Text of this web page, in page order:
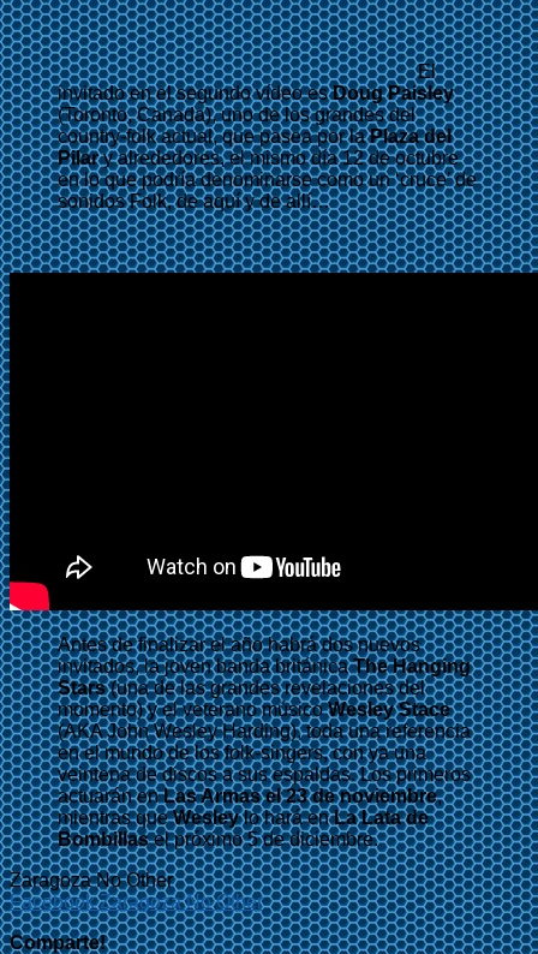
El
invitado en el segundo vídeo esDoug Paisley
(Toronto, Canada), uno de los grandes del
country-folk actual, que pasea por laPlaza del
Pilary alrededores, el mismo día 12 de octubre
en lo que podría denominarse como un ‘cruce’ de
sonidos Folk, de aquí y de allí…
Antes de finalizar el año habrá dos nuevos
invitados, la joven banda británicaThe Hanging
Stars(una de las grandes revelaciones del
momento) y el veterano músicoWesley Stace
(AKA John Wesley Harding), toda una referencia
en el mundo de los folk-singers, con ya una
veintena de discos a sus espaldas. Los primeros
actuarán enLas Armas el 23 de noviembre,
mientras queWesleylo hará enLa Lata de
Bombillasel próximo 5 de diciembre.
Zaragoza No Other
Facebook Zaragoza No Other
Comparte!